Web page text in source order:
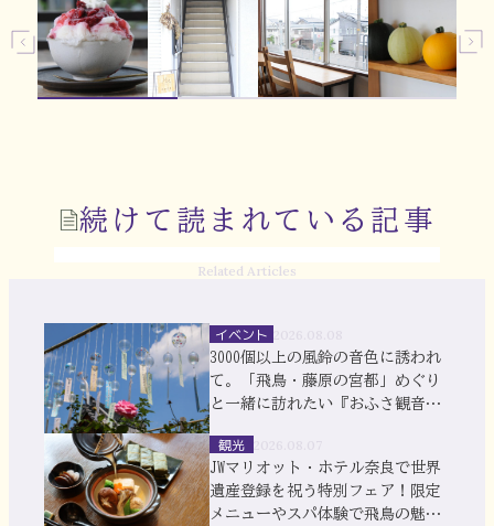
続けて読まれている記事
Related Articles
イベント
3000個以上の風鈴の音色に誘われ
て。「飛鳥・藤原の宮都」めぐり
と一緒に訪れたい『おふさ観音』
観光
JWマリオット・ホテル奈良で世界
遺産登録を祝う特別フェア！限定
メニューやスパ体験で飛鳥の魅力